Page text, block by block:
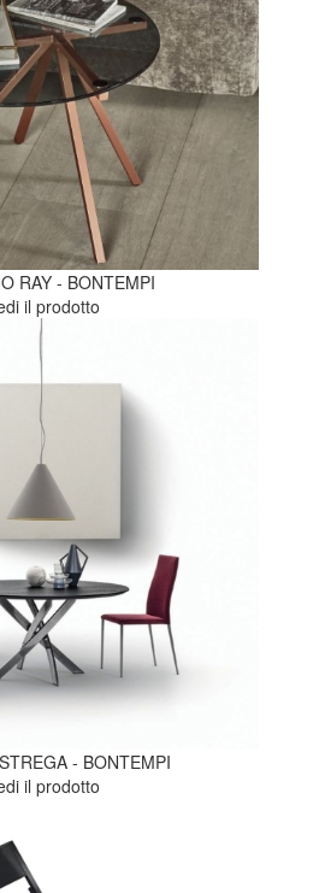
RAY - BONTEMPI
il prodotto
- BONTEMPI
il prodotto